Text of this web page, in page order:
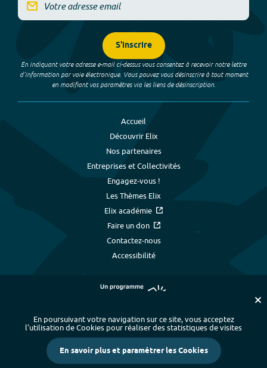
S'inscrire
En indiquant votre adresse e-mail ci-dessus vous consentez à recevoir notre lettre
d’information par voie électronique. Vous pouvez vous désinscrire à tout moment
en modifiant vos paramètres via les liens de désinscription.
Accueil
Découvrir Elix
Nos partenaires
Entreprises et Collectivités
Engagez-vous !
Les Thèmes Elix
Elix académie
Faire un don
Contactez-nous
Accessibilité
Plan du site - Index alphabétique
-
Mentions légales et données personnelles
- Paramétrer les cookies
Crédits
En poursuivant votre navigation sur ce site, vous acceptez
l’utilisation de Cookies pour réaliser des statistiques de visites
En savoir plus et paramétrer les Cookies